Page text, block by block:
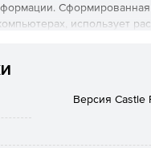
использует
WAN-узлов,
Версия Castle